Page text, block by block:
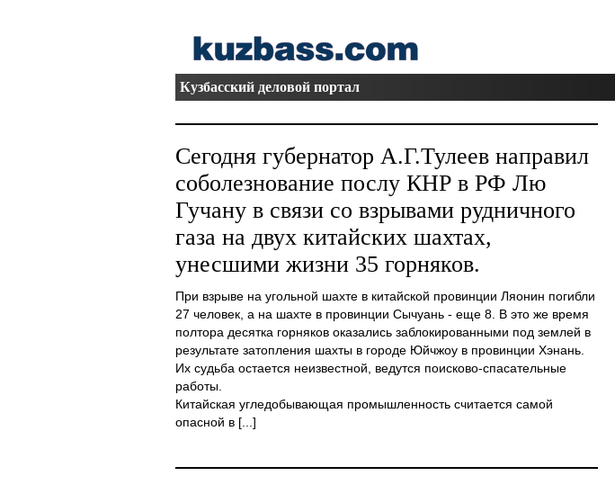
Кузбасский деловой портал
Сегодня губернатор А.Г.Тулеев направил
соболезнование послу КНР в РФ Лю
Гучану в связи со взрывами рудничного
газа на двух китайских шахтах,
унесшими жизни 35 горняков.
При взрыве на угольной шахте в китайской провинции Ляонин погибли
27 человек, а на шахте в провинции Сычуань - еще 8. В это же время
полтора десятка горняков оказались заблокированными под землей в
результате затопления шахты в городе Юйчжоу в провинции Хэнань.
Их судьба остается неизвестной, ведутся поисково-спасательные
работы.
Китайская угледобывающая промышленность считается самой
опасной в [...]